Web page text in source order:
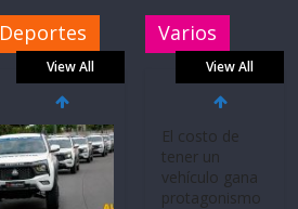
Deportes
View All
Varios
View All